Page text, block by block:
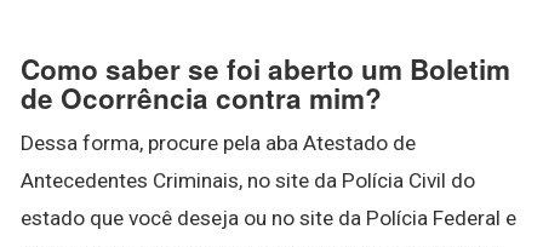
Como saber se foi aberto um Boletim
de Ocorrência contra mim?
Dessa forma, procure pela aba Atestado de
Antecedentes Criminais, no site da Polícia Civil do
estado que você deseja ou no site da Polícia Federal e